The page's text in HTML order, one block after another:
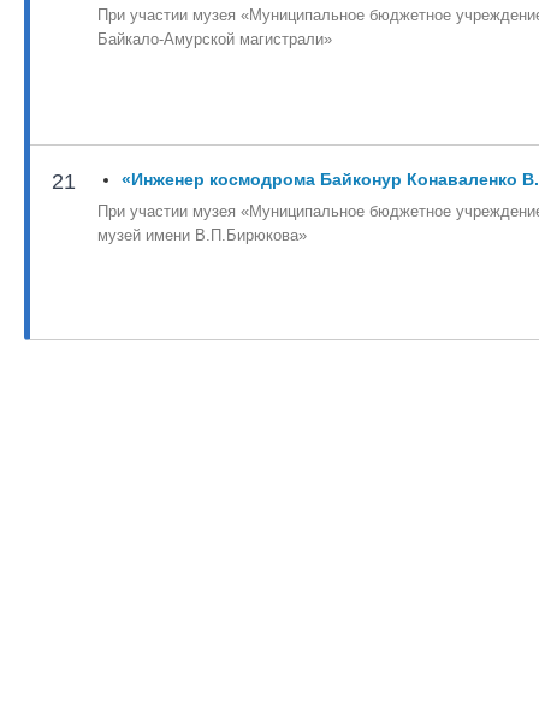
При участии музея «Муниципальное бюджетное
Байкало-Амурской магистрали»
21 «Инженер космодрома Байконур Конаваленко
При участии музея «Муниципальное бюджетное
музей имени В.П.Бирюкова»